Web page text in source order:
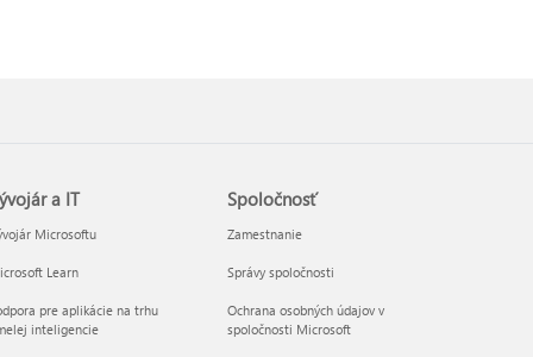
a IT
Microsoftu
Learn
pre aplikácie na trhu
inteligencie
Spoločnosť
Zamestnanie
Správy spoločnosti
Ochrana osobných údajov v
spoločnosti Microsoft